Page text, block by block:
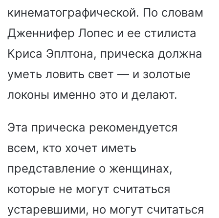
кинематографической. По словам
Дженнифер Лопес и ее стилиста
Криса Эплтона, прическа должна
уметь ловить свет — и золотые
локоны именно это и делают.
Эта прическа рекомендуется
всем, кто хочет иметь
представление о женщинах,
которые не могут считаться
устаревшими, но могут считаться